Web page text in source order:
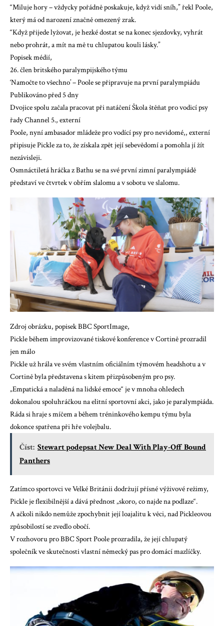
“Miluje hory – vždycky pořádně poskakuje, když vidí sníh,” řekl Poole,
který má od narození značně omezený zrak.
“Když přijede lyžovat, je hezké dostat se na konec sjezdovky, vyhrát
nebo prohrát, a mít na mě tu chlupatou kouli lásky.”
Popisek médií,
26. člen britského paralympijského týmu
‘Namočte to všechno’ – Poole se připravuje na první paralympiádu
Publikováno před 5 dny
Dvojice spolu začala pracovat při natáčeníŠkola štěňat pro vodicí psy
řady Channel 5., externí
Poole, nyní ambasador mládeže pro vodící psy pro nevidomé,, externí
připisuje Pickle za to, že získala zpět její sebevědomí a pomohla jí žít
nezávisleji.
Osmnáctiletá hráčka z Bathu se na své první zimní paralympiádě
představí ve čtvrtek v obřím slalomu a v sobotu ve slalomu.
Zdroj obrázku, popisek BBC SportImage,
Pickle během improvizované tiskové konference v Cortině prozradil
jen málo
Pickle už hrála ve svém vlastním oficiálním týmovém headshotu a v
Cortině byla představena s kitem přizpůsobeným pro psy.
„Empatická a naladěná na lidské emoce“ je v mnoha ohledech
dokonalou spoluhráčkou na elitní sportovní akci, jako je paralympiáda.
Ráda si hraje s míčem a během tréninkového kempu týmu byla
dokonce spatřena při hře volejbalu.
Číst: Stewart podepsat New Deal With Play-Off Bound
Panthers
Zatímco sportovci ve Velké Británii dodržují přísné výživové režimy,
Pickle je flexibilnější a dává přednost „skoro, co najde na podlaze“.
A ačkoli nikdo nemůže zpochybnit její loajalitu k věci, nad Pickleovou
způsobilostí se zvedlo obočí.
V rozhovoru pro BBC Sport Poole prozradila, že její chlupatý
společník ve skutečnosti vlastní německý pas pro domácí mazlíčky.